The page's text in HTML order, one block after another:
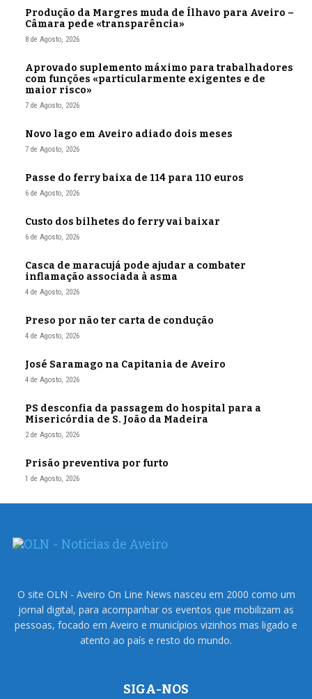
Produção da Margres muda de Ílhavo para Aveiro –
Câmara pede «transparência»
8 de Agosto, 2026
Aprovado suplemento máximo para trabalhadores
com funções «particularmente exigentes e de
maior risco»
7 de Agosto, 2026
Novo lago em Aveiro adiado dois meses
7 de Agosto, 2026
Passe do ferry baixa de 114 para 110 euros
6 de Agosto, 2026
Custo dos bilhetes do ferry vai baixar
6 de Agosto, 2026
Casca de maracujá pode ajudar a combater
inflamação associada à asma
4 de Agosto, 2026
Preso por não ter carta de condução
4 de Agosto, 2026
José Saramago na Capitania de Aveiro
4 de Agosto, 2026
PS desconfia da passagem do hospital para a
Misericórdia de S. João da Madeira
2 de Agosto, 2026
Prisão preventiva por furto
1 de Agosto, 2026
O site OLN - Aveiro On Line News nasceu em 2000 como um
jornal digital, para acompanhar os eventos que mobilizam as
pessoas, focado em Aveiro e municípios vizinhos mas ligado e
atento ao país e resto do mundo.
SIGA-NOS